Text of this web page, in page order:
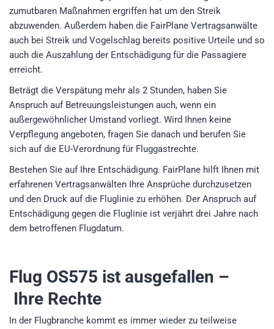
zumutbaren Maßnahmen ergriffen hat um den Streik
abzuwenden. Außerdem haben die FairPlane Vertragsanwälte
auch bei Streik und Vogelschlag bereits positive Urteile und so
auch die Auszahlung der Entschädigung für die Passagiere
erreicht.
Beträgt die Verspätung mehr als 2 Stunden, haben Sie
Anspruch auf Betreuungsleistungen auch, wenn ein
außergewöhnlicher Umstand vorliegt. Wird Ihnen keine
Verpflegung angeboten, fragen Sie danach und berufen Sie
sich auf die EU-Verordnung für Fluggastrechte.
Bestehen Sie auf Ihre Entschädigung. FairPlane hilft Ihnen mit
erfahrenen Vertragsanwälten Ihre Ansprüche durchzusetzen
und den Druck auf die Fluglinie zu erhöhen. Der Anspruch auf
Entschädigung gegen die Fluglinie ist verjährt drei Jahre nach
dem betroffenen Flugdatum.
Flug OS575 ist ausgefallen –
Ihre Rechte
In der Flugbranche kommt es immer wieder zu teilweise